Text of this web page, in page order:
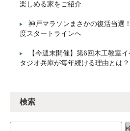
楽しめる家をご紹介
神戸マラソンまさかの復活当選
度スタートラインへ
【今週末開催】第6回木工教室
タジオ兵庫が毎年続ける理由とは？
検索
検索